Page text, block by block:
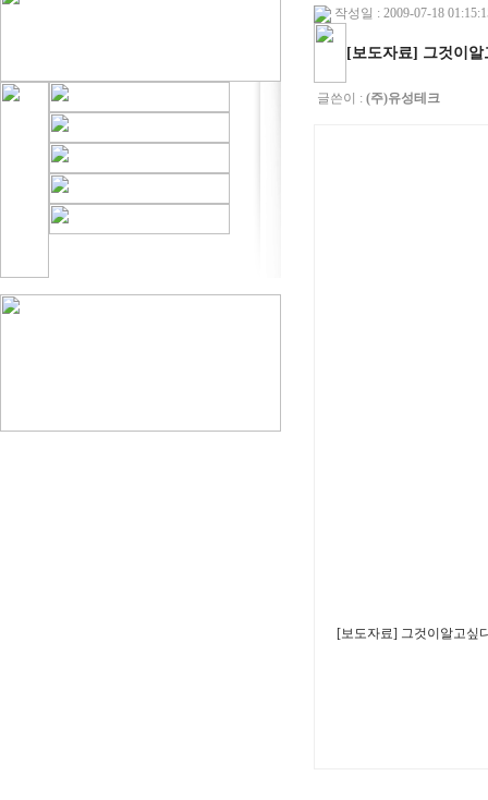
작성일 : 2009-07-18
[보도자료] 그것이
글쓴이 : (주)유성테크
[보도자료] 그것이알고싶